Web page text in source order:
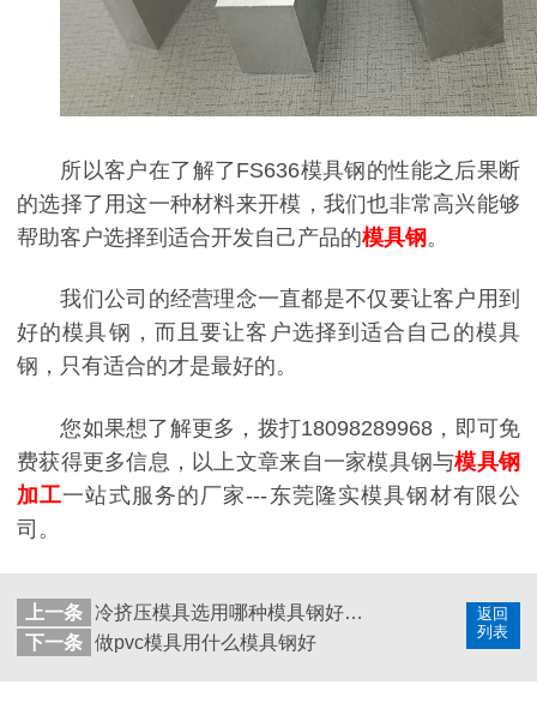
所以客户在了解了FS636模具钢的性能之后果断
的选择了用这一种材料来开模，我们也非常高兴能够
帮助客户选择到适合开发自己产品的模具钢。
我们公司的经营理念一直都是不仅要让客户用到
好的模具钢，而且要让客户选择到适合自己的模具
钢，只有适合的才是最好的。
您如果想了解更多，拨打18098289968，即可免
费获得更多信息，以上文章来自一家模具钢与模具钢
加工一站式服务的厂家---东莞隆实模具钢材有限公
司。
返回
列表
上一条
冷挤压模具选用哪种模具钢好呢?
下一条 做pvc模具用什么模具钢好